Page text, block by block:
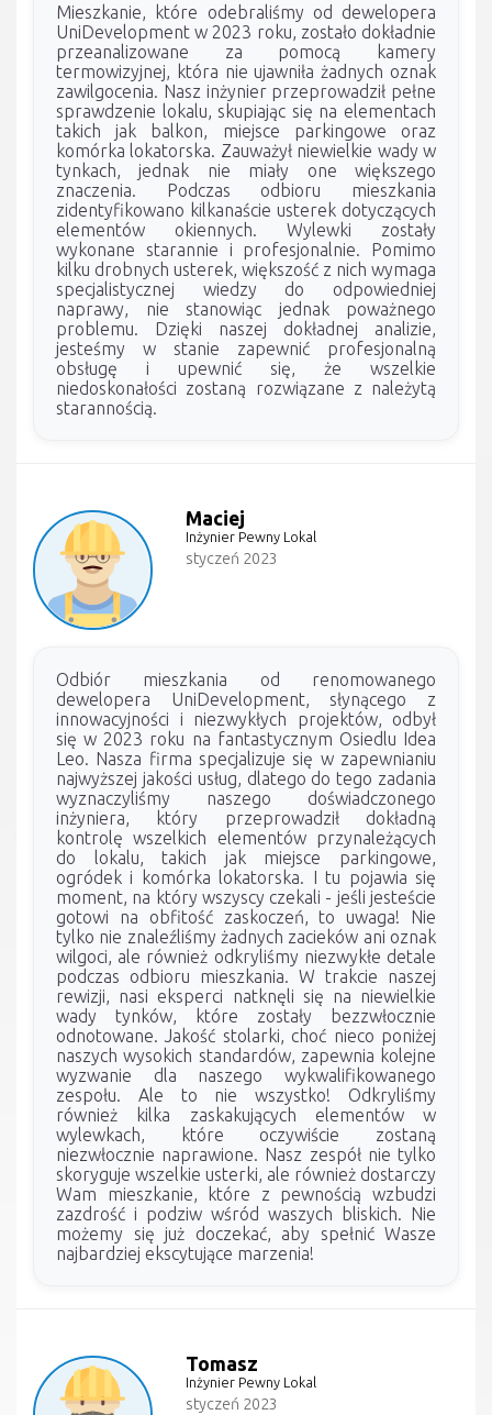
Mieszkanie, które odebraliśmy od dewelopera
UniDevelopment w 2023 roku, zostało dokładnie
przeanalizowane za pomocą kamery
termowizyjnej, która nie ujawniła żadnych oznak
zawilgocenia. Nasz inżynier przeprowadził pełne
sprawdzenie lokalu, skupiając się na elementach
takich jak balkon, miejsce parkingowe oraz
komórka lokatorska. Zauważył niewielkie wady w
tynkach, jednak nie miały one większego
znaczenia. Podczas odbioru mieszkania
zidentyfikowano kilkanaście usterek dotyczących
elementów okiennych. Wylewki zostały
wykonane starannie i profesjonalnie. Pomimo
kilku drobnych usterek, większość z nich wymaga
specjalistycznej wiedzy do odpowiedniej
naprawy, nie stanowiąc jednak poważnego
problemu. Dzięki naszej dokładnej analizie,
jesteśmy w stanie zapewnić profesjonalną
obsługę i upewnić się, że wszelkie
niedoskonałości zostaną rozwiązane z należytą
starannością.
Maciej
Inżynier Pewny Lokal
styczeń 2023
Odbiór mieszkania od renomowanego
dewelopera UniDevelopment, słynącego z
innowacyjności i niezwykłych projektów, odbył
się w 2023 roku na fantastycznym Osiedlu Idea
Leo. Nasza firma specjalizuje się w zapewnianiu
najwyższej jakości usług, dlatego do tego zadania
wyznaczyliśmy naszego doświadczonego
inżyniera, który przeprowadził dokładną
kontrolę wszelkich elementów przynależących
do lokalu, takich jak miejsce parkingowe,
ogródek i komórka lokatorska. I tu pojawia się
moment, na który wszyscy czekali - jeśli jesteście
gotowi na obfitość zaskoczeń, to uwaga! Nie
tylko nie znaleźliśmy żadnych zacieków ani oznak
wilgoci, ale również odkryliśmy niezwykłe detale
podczas odbioru mieszkania. W trakcie naszej
rewizji, nasi eksperci natknęli się na niewielkie
wady tynków, które zostały bezzwłocznie
odnotowane. Jakość stolarki, choć nieco poniżej
naszych wysokich standardów, zapewnia kolejne
wyzwanie dla naszego wykwalifikowanego
zespołu. Ale to nie wszystko! Odkryliśmy
również kilka zaskakujących elementów w
wylewkach, które oczywiście zostaną
niezwłocznie naprawione. Nasz zespół nie tylko
skoryguje wszelkie usterki, ale również dostarczy
Wam mieszkanie, które z pewnością wzbudzi
zazdrość i podziw wśród waszych bliskich. Nie
możemy się już doczekać, aby spełnić Wasze
najbardziej ekscytujące marzenia!
Tomasz
Inżynier Pewny Lokal
styczeń 2023